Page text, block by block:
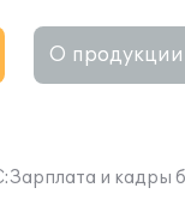
О продукции
и